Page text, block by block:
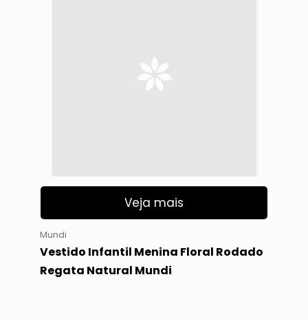
Veja mais
Mundi
Vestido Infantil Menina Floral Rodado
Regata Natural Mundi